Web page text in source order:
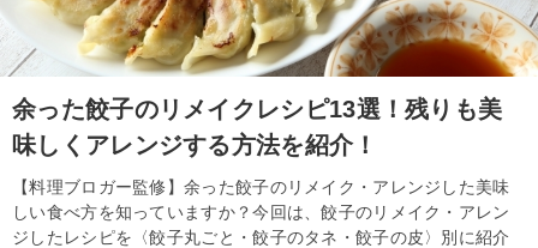
余った餃子のリメイクレシピ13選！残りも美
味しくアレンジする方法を紹介！
【料理ブロガー監修】余った餃子のリメイク・アレンジした美味
しい食べ方を知っていますか？今回は、餃子のリメイク・アレン
ジしたレシピを〈餃子丸ごと・餃子のタネ・餃子の皮〉別に紹介